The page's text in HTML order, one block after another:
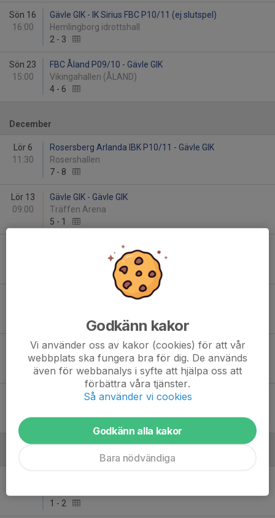
Sön 16
16:00
Gävle GIK - IK Sirius FBC P10/11 (ej slutspel)
Hemlingborg idrottshall
2 - 3
Sön 23
15:00
FBC Åland P09/10 - Gävle GIK
Vikingahallen (ÅLAND)
4 - 6
December
Lör 6
11:30
Rosersberg Arlanda IBK P10/11 - Gävle GIK
Rosershallen
7 - 8
Lör 13
09:00
Gävle GIK - Gävle GIK
Träffen Arena
5 - 1
FBC Bollnäs - Gävle GIK
Träffen Arena
Gävle GIK - IBK Runsten
Lör 13
16:00
Gävle GIK - Strömsbro IF
Träffen Arena
5 -5
Hagunda IBF - Gävle GIK
4-2
1 - 2
Godkänn kakor
Vi använder oss av kakor (cookies) för att vår
webbplats ska fungera bra för dig. De används
även för webbanalys i syfte att hjälpa oss att
förbättra våra tjänster.
Så använder vi cookies
Godkänn alla kakor
Bara nödvändiga